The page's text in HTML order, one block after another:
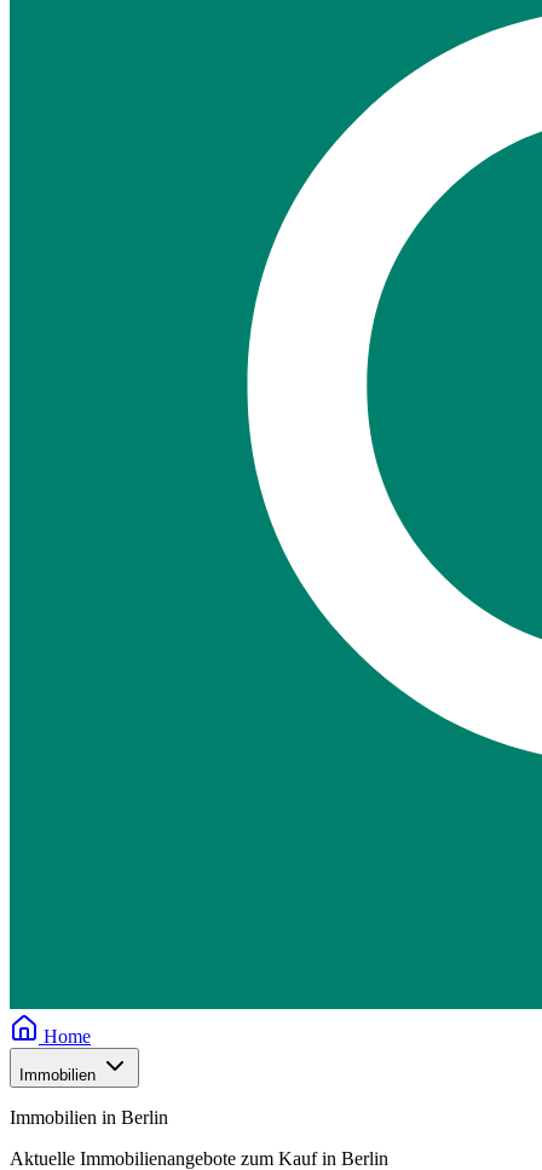
Home
Immobilien
Immobilien in Berlin
Aktuelle Immobilienangebote zum Kauf in Berlin